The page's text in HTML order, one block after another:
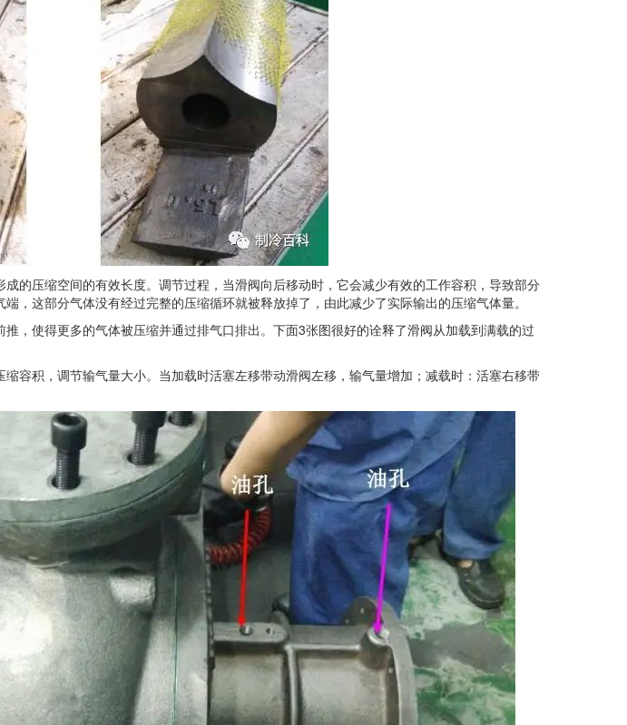
压缩空间的有效长度。调节过程，当滑阀向后移动时，它会减少有效的工作容积，导致部分
，这部分气体没有经过完整的压缩循环就被释放掉了，由此减少了实际输出的压缩气体量。
使得更多的气体被压缩并通过排气口排出。下面3张图很好的诠释了滑阀从加载到满载的过
积，调节输气量大小。当加载时活塞左移带动滑阀左移，输气量增加；减载时：活塞右移带